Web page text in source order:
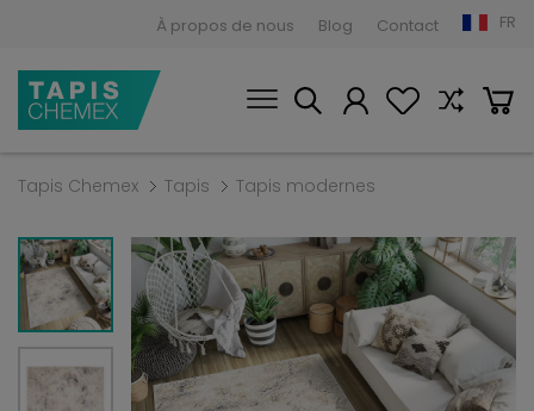
À propos de nous Blog Contact FR
Tapis Chemex Tapis Tapis modernes